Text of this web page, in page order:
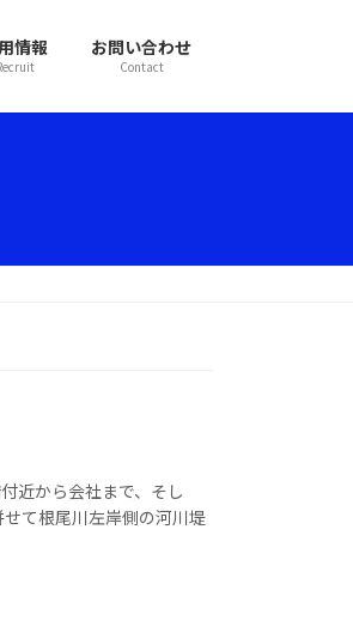
情報 お問い合わせ
Contact
近から会社まで、そし
て根尾川左岸側の河川堤